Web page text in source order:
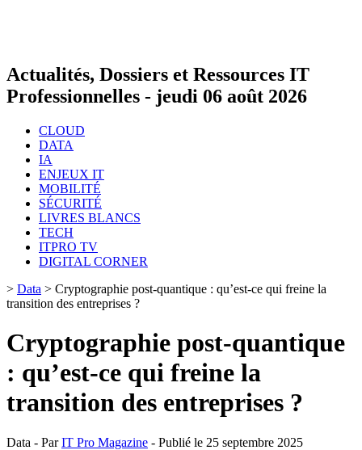
Actualités, Dossiers et Ressources IT
Professionnelles - jeudi 06 août 2026
CLOUD
DATA
IA
ENJEUX IT
MOBILITÉ
SÉCURITÉ
LIVRES BLANCS
TECH
ITPRO TV
DIGITAL CORNER
> Data > Cryptographie post-quantique : qu’est-ce qui freine la
transition des entreprises ?
Cryptographie post-quantique
: qu’est-ce qui freine la
transition des entreprises ?
Data - ParIT Pro Magazine - Publié le 25 septembre 2025